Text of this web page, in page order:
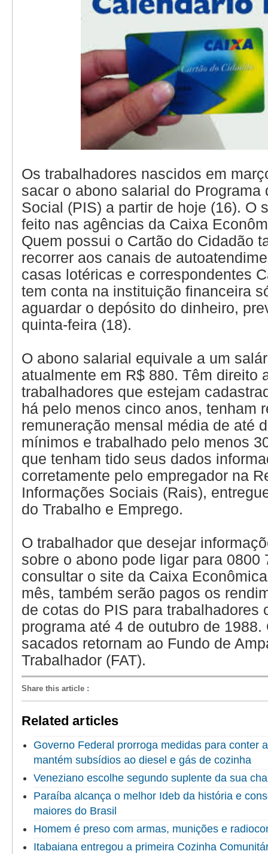
Os trabalhadores nascidos em
sacar o abono salarial do Programa
Social (PIS) a partir de hoje (16). O
feito nas agências da Caixa
Quem possui o Cartão do Cidadão
recorrer aos canais de
casas lotéricas e correspondentes
tem conta na instituição financeira
aguardar o depósito do dinheiro,
quinta-feira (18).
O abono salarial equivale a um
atualmente em R$ 880. Têm direito
trabalhadores que estejam
há pelo menos cinco anos, tenham
remuneração mensal média de até
mínimos e trabalhado pelo menos
que tenham tido seus dados
corretamente pelo empregador na
Informações Sociais (Rais),
do Trabalho e Emprego.
O trabalhador que desejar
sobre o abono pode ligar para 0800
consultar o site da Caixa
mês, também serão pagos os
de cotas do PIS para trabalhadores
programa até 4 de outubro de 1988.
sacados retornam ao Fundo de
Trabalhador (FAT).
Share this article :
Related articles
Governo Federal prorroga medidas para conter
mantém subsídios ao diesel e gás de cozinha
Veneziano escolhe segundo suplente da sua
Paraíba alcança o melhor Ideb da história e
maiores do Brasil
Homem é preso com armas, munições e
Itabaiana entregou a primeira Cozinha